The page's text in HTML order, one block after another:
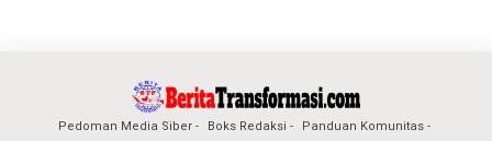
Pedoman Media Siber Boks Redaksi Panduan Komunitas